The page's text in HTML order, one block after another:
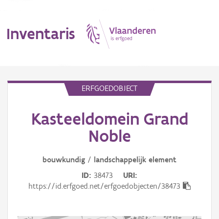
Inventaris
Erfgoedobject
Waarneming
ERFGOEDOBJECT
Kasteeldomein Grand
Noble
bouwkundig / landschappelijk element
ID 38473
URI
https://id.erfgoed.net/erfgoedobjecten/38473